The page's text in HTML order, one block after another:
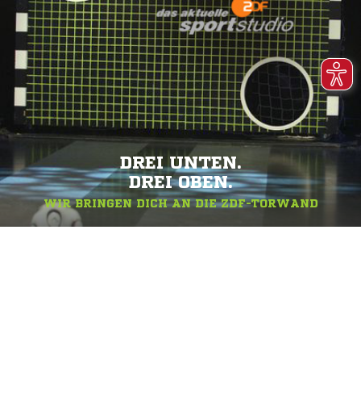
DREI UNTEN.
DREI OBEN.
WIR BRINGEN DICH AN DIE ZDF-TORWAND